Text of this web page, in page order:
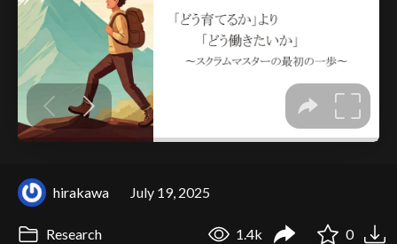
hirakawa July 19, 2025
Research 1.4k 0